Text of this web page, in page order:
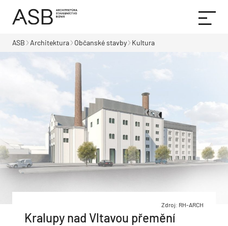
ASB Architektura Občanské stavby Kultura
Zdroj: RH-ARCH
Kralupy nad Vltavou přemění